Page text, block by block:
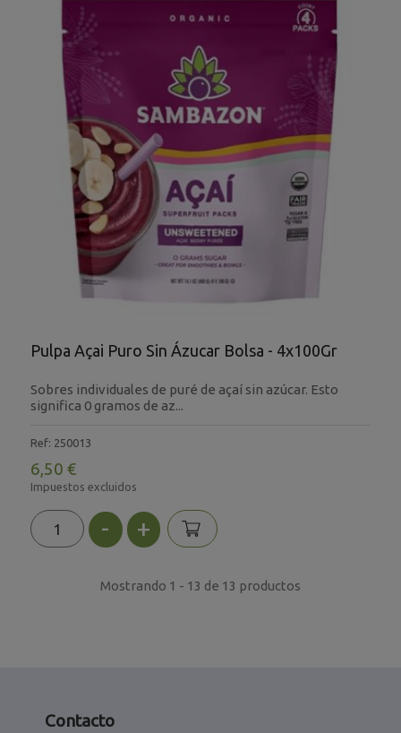
Pulpa Açai Puro Sin Ázucar Bolsa - 4x100Gr
Sobres individuales de puré de açaí sin azúcar. Esto
significa 0 gramos de az...
Ref: 250013
6,50 €
Impuestos excluidos
- +
Mostrando 1 - 13 de 13 productos
Contacto